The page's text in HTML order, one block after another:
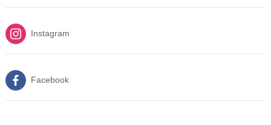
Instagram
Facebook